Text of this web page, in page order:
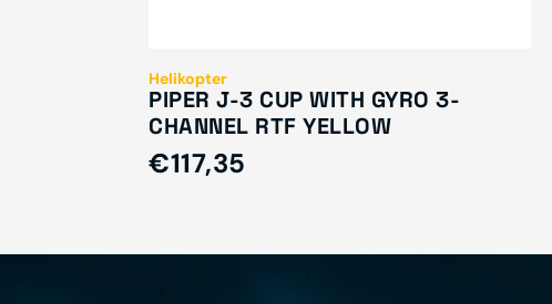
Helikopter
PIPER J-3 CUP WITH GYRO 3-
CHANNEL RTF YELLOW
€117,35